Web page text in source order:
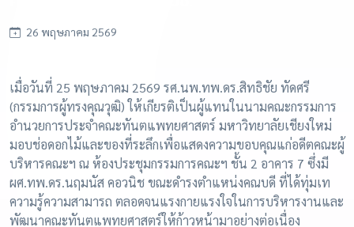
26 พฤษภาคม 2569
เมื่อวันที่ 25 พฤษภาคม 2569 รศ.นพ.ทพ.ดร.สิทธิชัย ทัดศรี
(กรรมการผู้ทรงคุณวุฒิ) ให้เกียรติเป็นผู้แทนในนามคณะกรรมการ
อำนวยการประจำคณะทันตแพทยศาสตร์ มหาวิทยาลัยเชียงใหม่
มอบช่อดอกไม้และของที่ระลึกเพื่อแสดงความขอบคุณแก่อดีตคณะผู้
บริหารคณะฯ ณ ห้องประชุมกรรมการคณะฯ ชั้น 2 อาคาร 7 ซึ่งมี
ผศ.ทพ.ดร.นฤมนัส คอวนิช ขณะดำรงตำแหน่งคณบดี ที่ได้ทุ่มเท
ความรู้ความสามารถ ตลอดจนแรงกายแรงใจในการบริหารงานและ
พัฒนาคณะทันตแพทยศาสตร์ให้ก้าวหน้ามาอย่างต่อเนื่อง